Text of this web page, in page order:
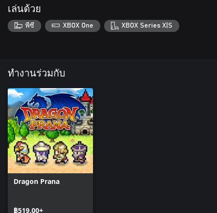
เล่นด้วย
พีซี XBOX One XBOX Series X|S
ทำงานร่วมกับ
Dragon Prana
฿519.00+